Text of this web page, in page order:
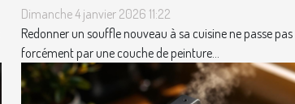
Dimanche 4 janvier 2026 11:22
Redonner un souffle nouveau à sa cuisine ne passe pas
forcément par une couche de peinture...